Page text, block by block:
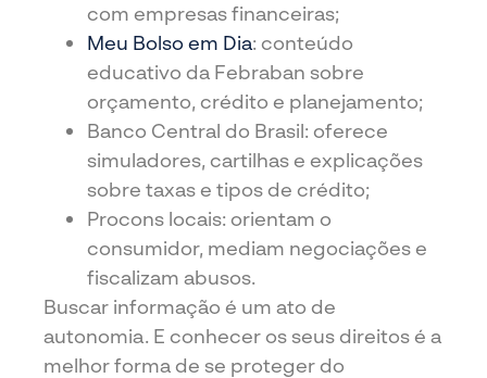
com empresas financeiras;
Meu Bolso em Dia: conteúdo
educativo da Febraban sobre
orçamento, crédito e planejamento;
Banco Central do Brasil: oferece
simuladores, cartilhas e explicações
sobre taxas e tipos de crédito;
Procons locais: orientam o
consumidor, mediam negociações e
fiscalizam abusos.
Buscar informação é um ato de
autonomia. E conhecer os seus direitos é a
melhor forma de se proteger do